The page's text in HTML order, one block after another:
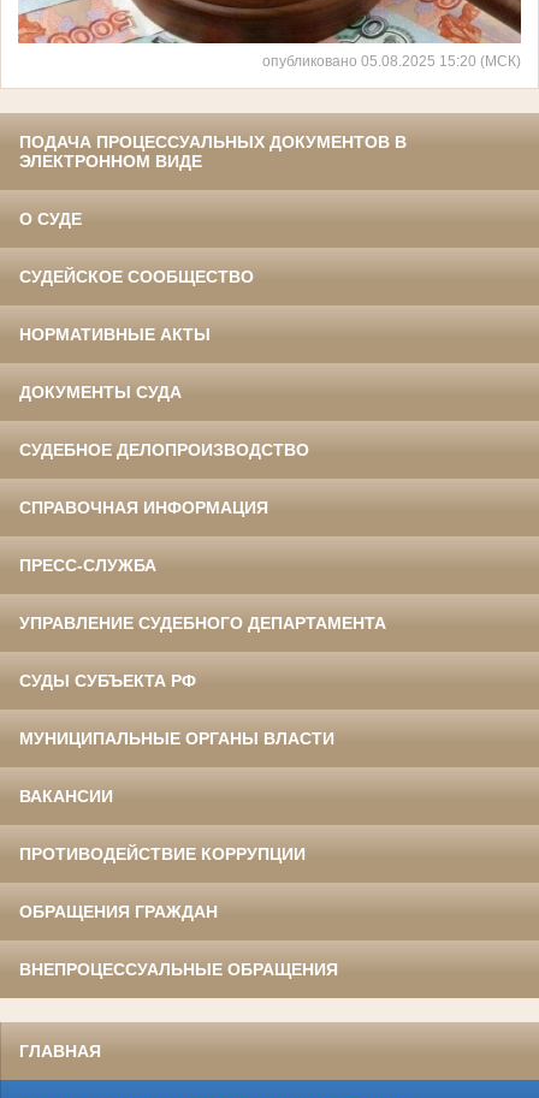
опубликовано 05.08.2025 15:20 (МСК)
ПОДАЧА ПРОЦЕССУАЛЬНЫХ ДОКУМЕНТОВ В
ЭЛЕКТРОННОМ ВИДЕ
О СУДЕ
СУДЕЙСКОЕ СООБЩЕСТВО
НОРМАТИВНЫЕ АКТЫ
ДОКУМЕНТЫ СУДА
СУДЕБНОЕ ДЕЛОПРОИЗВОДСТВО
СПРАВОЧНАЯ ИНФОРМАЦИЯ
ПРЕСС-СЛУЖБА
УПРАВЛЕНИЕ СУДЕБНОГО ДЕПАРТАМЕНТА
СУДЫ СУБЪЕКТА РФ
МУНИЦИПАЛЬНЫЕ ОРГАНЫ ВЛАСТИ
ВАКАНСИИ
ПРОТИВОДЕЙСТВИЕ КОРРУПЦИИ
ОБРАЩЕНИЯ ГРАЖДАН
ВНЕПРОЦЕССУАЛЬНЫЕ ОБРАЩЕНИЯ
ГЛАВНАЯ